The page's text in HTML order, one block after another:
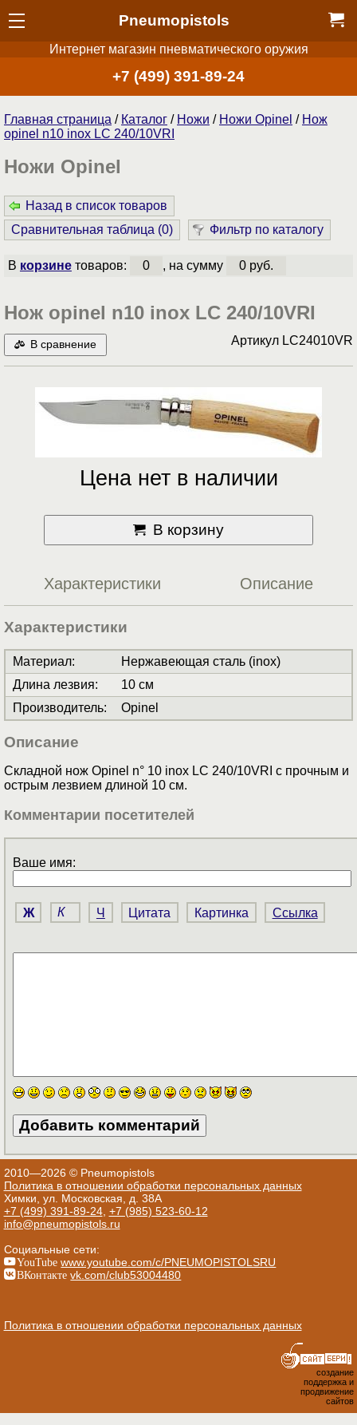
Pneumopistols
Интернет магазин пневматического оружия
+7 (499) 391-89-24
Главная страница / Каталог / Ножи / Ножи Opinel / Нож
opinel n10 inox LC 240/10VRI
Ножи Opinel
Назад в список товаров
Сравнительная таблица (0) Фильтр по каталогу
В корзинетоваров: 0 , на сумму 0 руб.
Нож opinel n10 inox LC 240/10VRI
В сравнение Артикул LC24010VR
Цена нет в наличии
В корзину
Характеристики Описание
Характеристики
Материал:
Нержавеющая сталь (inox)
Длина лезвия:
10 см
Производитель: Opinel
Описание
Складной нож Opinel n° 10 inox LC 240/10VRI с прочным и
острым лезвием длиной 10 см.
Комментарии посетителей
Ваше имя:
Ж К Ч Цитата Картинка Ссылка
2010—2026 © Pneumopistols
Политика в отношении обработки персональных данных
Химки, ул. Московская, д. 38А
+7 (499) 391-89-24, +7 (985) 523-60-12
info@pneumopistols.ru
Социальные сети:
YouTube www.youtube.com/c/PNEUMOPISTOLSRU
ВКонтакте vk.com/club53004480
Политика в отношении обработки персональных данных
создание
поддержка и
продвижение
сайтов